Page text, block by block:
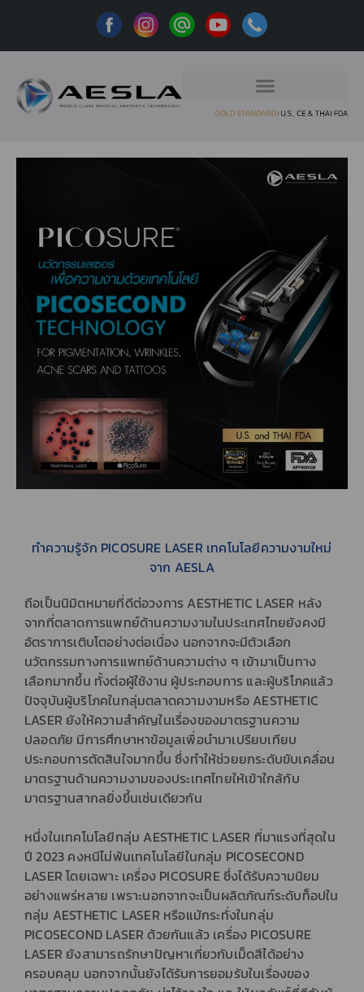
ทำความรู้จัก PICOSURE LASER เทคโนโลยีความงามใหม่
จาก AESLA
ถือเป็นนิมิตหมายที่ดีต่อวงการ AESTHETIC LASER หลัง
จากที่ตลาดการแพทย์ด้านความงามในประเทศไทยยังคงมี
อัตราการเติบโตอย่างต่อเนื่อง นอกจากจะมีตัวเลือก
นวัตกรรมทางการแพทย์ด้านความต่าง ๆ เข้ามาเป็นทาง
เลือกมากขึ้น ทั้งต่อผู้ใช้งาน ผู้ประกอบการ และผู้บริโภคแล้ว
ปัจจุบันผู้บริโภคในกลุ่มตลาดความงามหรือ AESTHETIC
LASER ยังให้ความสำคัญในเรื่องของมาตรฐานความ
ปลอดภัย มีการศึกษาหาข้อมูลเพื่อนำมาเปรียบเทียบ
ประกอบการตัดสินใจมากขึ้น ซึ่งทำให้ช่วยยกระดับขับเคลื่อน
มาตรฐานด้านความงามของประเทศไทยให้เข้าใกล้กับ
มาตรฐานสากลยิ่งขึ้นเช่นเดียวกัน
หนึ่งในเทคโนโลยีกลุ่ม AESTHETIC LASER ที่มาแรงที่สุดใน
ปี 2023 คงหนีไม่พ้นเทคโนโลยีในกลุ่ม PICOSECOND
LASER โดยเฉพาะ เครื่อง PICOSURE ซึ่งได้รับความนิยม
อย่างแพร่หลาย เพราะนอกจากจะเป็นผลิตภัณฑ์ระดับท็อปใน
กลุ่ม AESTHETIC LASER หรือแม้กระทั่งในกลุ่ม
PICOSECOND LASER ด้วยกันแล้ว เครื่อง PICOSURE
LASER ยังสามารถรักษาปัญหาเกี่ยวกับเม็ดสีได้อย่าง
ครอบคลุม นอกจากนั้นยังได้รับการยอมรับในเรื่องของ